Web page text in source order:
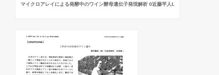
マイクロアレイによる発酵中のワイン酵母遺伝子発現解析 0近藤平人L